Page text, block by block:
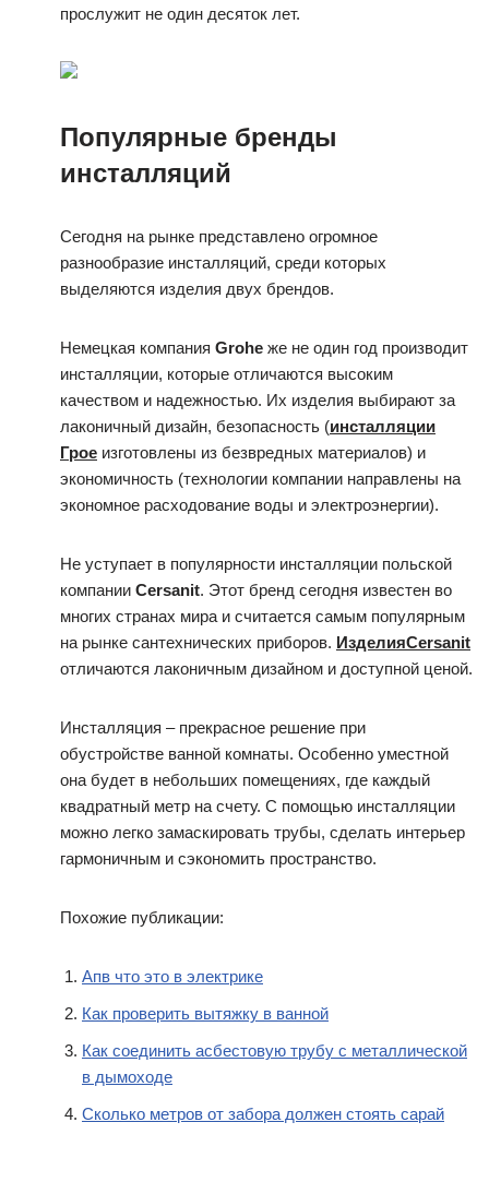
прослужит не один десяток лет.
Популярные бренды
инсталляций
Сегодня на рынке представлено огромное
разнообразие инсталляций, среди которых
выделяются изделия двух брендов.
Немецкая компания Grohe же не один год производит
инсталляции, которые отличаются высоким
качеством и надежностью. Их изделия выбирают за
лаконичный дизайн, безопасность (инсталляции
Грое изготовлены из безвредных материалов) и
экономичность (технологии компании направлены на
экономное расходование воды и электроэнергии).
Не уступает в популярности инсталляции польской
компании Cersanit. Этот бренд сегодня известен во
многих странах мира и считается самым популярным
на рынке сантехнических приборов. ИзделияCersanit
отличаются лаконичным дизайном и доступной ценой.
Инсталляция – прекрасное решение при
обустройстве ванной комнаты. Особенно уместной
она будет в небольших помещениях, где каждый
квадратный метр на счету. С помощью инсталляции
можно легко замаскировать трубы, сделать интерьер
гармоничным и сэкономить пространство.
Похожие публикации:
Апв что это в электрике
Как проверить вытяжку в ванной
Как соединить асбестовую трубу с металлической
в дымоходе
Сколько метров от забора должен стоять сарай